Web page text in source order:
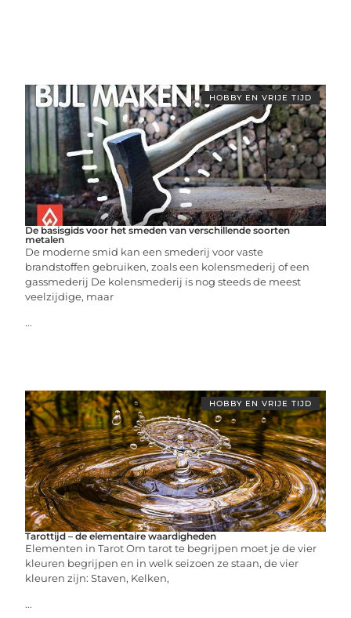
HOBBY EN VRIJE TIJD
De basisgids voor het smeden van verschillende soorten
metalen
De moderne smid kan een smederij voor vaste
brandstoffen gebruiken, zoals een kolensmederij of een
gassmederij De kolensmederij is nog steeds de meest
veelzijdige, maar
...
HOBBY EN VRIJE TIJD
Tarottijd – de elementaire waardigheden
Elementen in Tarot Om tarot te begrijpen moet je de vier
kleuren begrijpen en in welk seizoen ze staan, de vier
kleuren zijn: Staven, Kelken,
...